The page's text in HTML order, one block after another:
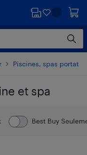
Piscines, spas
et spa
Best Buy